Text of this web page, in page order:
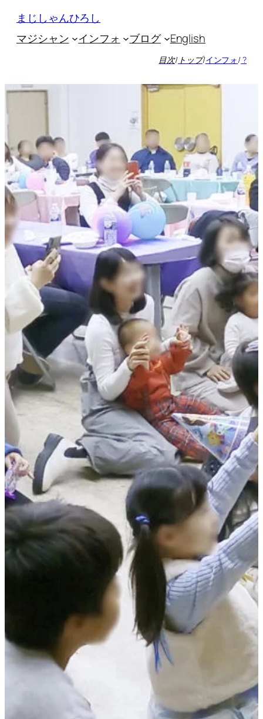
ッ
まじしゃんひろし
マジシャン
インフォ ブログ English
目次/ トップ/インフォ/?